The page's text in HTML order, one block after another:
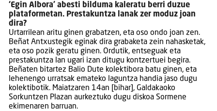
‘Egin Albora’ abesti bilduma kaleratu berri duzue
plataformetan. Prestakuntza lanak zer moduz joan
dira?
Urtarrilean aritu ginen grabatzen, eta oso ondo joan zen.
Beñat Antxustegik eginak dira grabaketa zein nahasketak,
eta oso pozik geratu ginen. Ordutik, entseguak eta
prestakuntza lan ugari izan ditugu kontzertuei begira.
Beñaten bitartez Balio Dute kolektibora batu ginen, eta
lehenengo urratsak emateko laguntza handia jaso dugu
kolektibotik. Maiatzaren 14an [bihar], Galdakaoko
Sorkuntzen Plazan aurkeztuko dugu diskoa Sormene
ekimenaren barruan.